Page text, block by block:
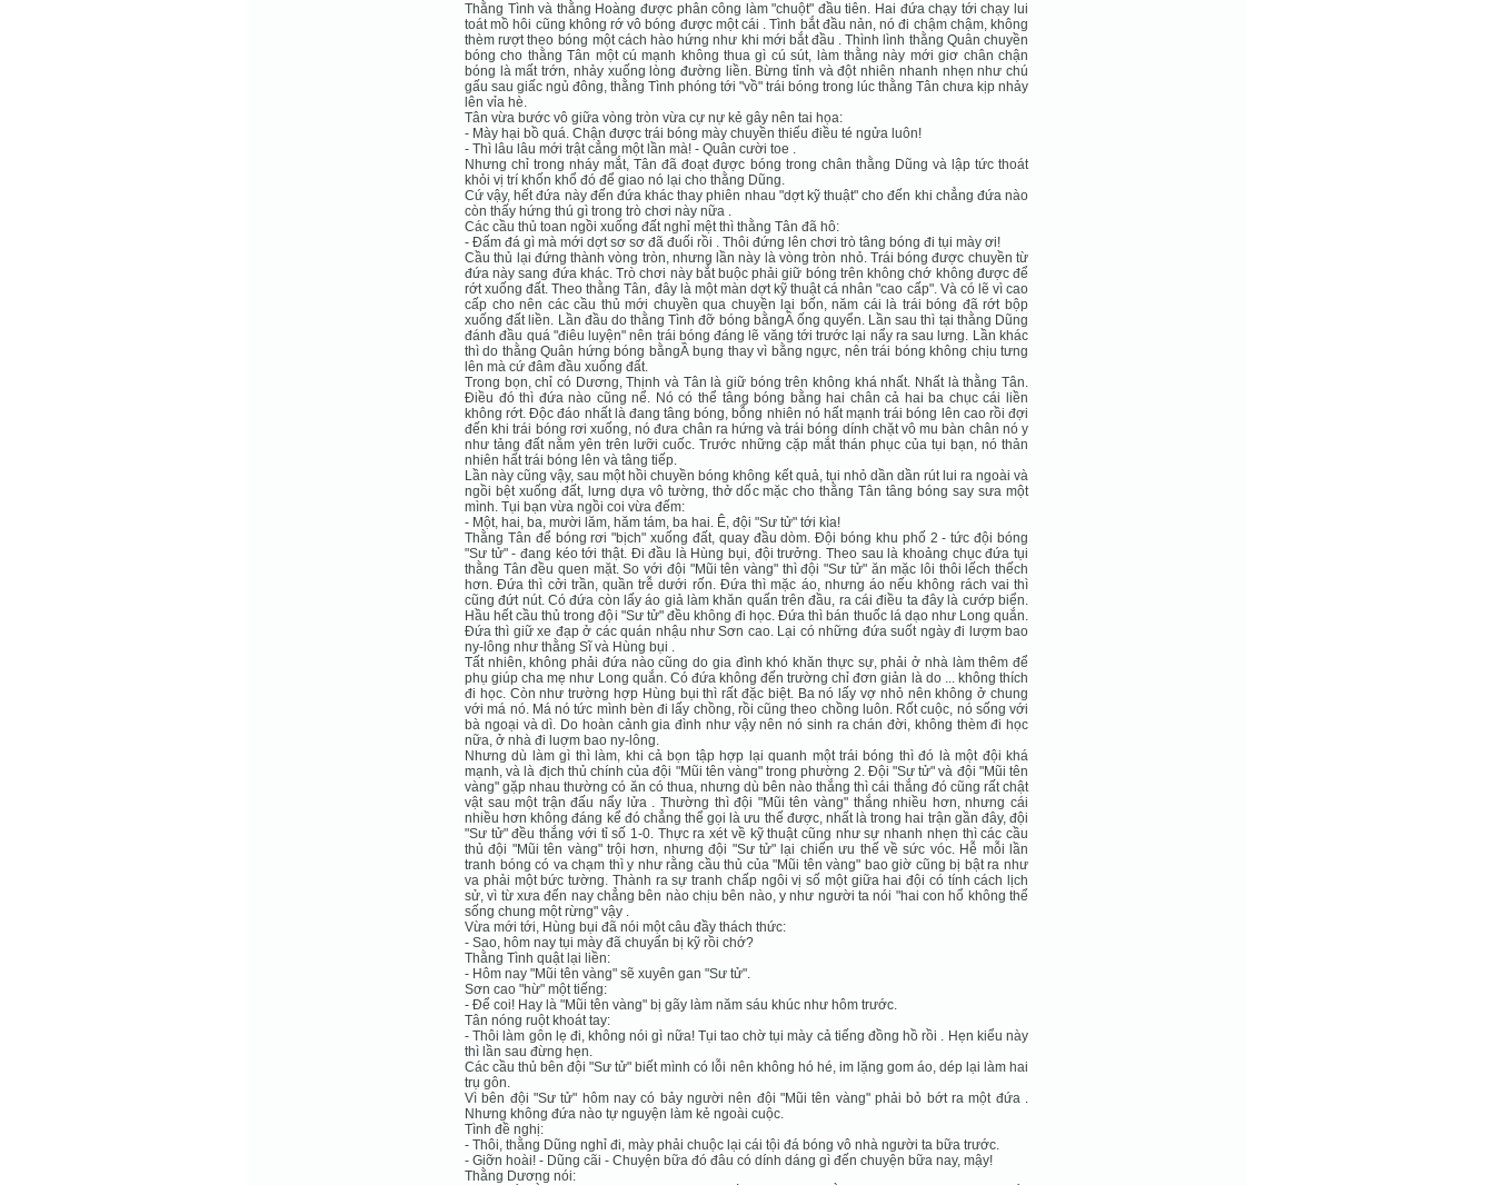
Thằng Tình và thằng Hoàng được phân công làm "chuột" đầu tiên. Hai đứa chạy tới chạy lui
toát mồ hôi cũng không rớ vô bóng được một cái . Tình bắt đầu nản, nó đi chậm chậm, không
thèm rượt theo bóng một cách hào hứng như khi mới bắt đầu . Thình lình thằng Quân chuyền
bóng cho thằng Tân một cú mạnh không thua gì cú sút, làm thằng này mới giơ chân chận
bóng là mất trớn, nhảy xuống lòng đường liền. Bừng tỉnh và đột nhiên nhanh nhẹn như chú
gấu sau giấc ngủ đông, thằng Tình phóng tới "vồ" trái bóng trong lúc thằng Tân chưa kịp nhảy
lên vỉa hè.
Tân vừa bước vô giữa vòng tròn vừa cự nự kẻ gây nên tai họa:
- Mày hại bồ quá. Chận được trái bóng mày chuyền thiếu điều té ngửa luôn!
- Thì lâu lâu mới trật cẳng một lần mà! - Quân cười toe .
Nhưng chỉ trong nháy mắt, Tân đã đoạt được bóng trong chân thằng Dũng và lập tức thoát
khỏi vị trí khốn khổ đó để giao nó lại cho thằng Dũng.
Cứ vậy, hết đứa này đến đứa khác thay phiên nhau "dợt kỹ thuật" cho đến khi chẳng đứa nào
còn thấy hứng thú gì trong trò chơi này nữa .
Các cầu thủ toan ngồi xuống đất nghỉ mệt thì thằng Tân đã hô:
- Đấm đá gì mà mới dợt sơ sơ đã đuối rồi . Thôi đứng lên chơi trò tâng bóng đi tụi mày ơi!
Cầu thủ lại đứng thành vòng tròn, nhưng lần này là vòng tròn nhỏ. Trái bóng được chuyền từ
đứa này sang đứa khác. Trò chơi này bắt buộc phải giữ bóng trên không chớ không được để
rớt xuống đất. Theo thằng Tân, đây là một màn dợt kỹ thuật cá nhân "cao cấp". Và có lẽ vì cao
cấp cho nên các cầu thủ mới chuyền qua chuyền lại bốn, năm cái là trái bóng đã rớt bộp
xuống đất liền. Lần đầu do thằng Tình đỡ bóng bằngẦ ống quyển. Lần sau thì tại thằng Dũng
đánh đầu quá "điêu luyện" nên trái bóng đáng lẽ văng tới trước lại nẩy ra sau lưng. Lần khác
thì do thằng Quân hứng bóng bằngẦ bụng thay vì bằng ngực, nên trái bóng không chịu tưng
lên mà cứ đâm đầu xuống đất.
Trong bọn, chỉ có Dương, Thịnh và Tân là giữ bóng trên không khá nhất. Nhất là thằng Tân.
Điều đó thì đứa nào cũng nể. Nó có thể tâng bóng bằng hai chân cả hai ba chục cái liền
không rớt. Độc đáo nhất là đang tâng bóng, bỗng nhiên nó hất mạnh trái bóng lên cao rồi đợi
đến khi trái bóng rơi xuống, nó đưa chân ra hứng và trái bóng dính chặt vô mu bàn chân nó y
như tảng đất nằm yên trên lưỡi cuốc. Trước những cặp mắt thán phục của tụi bạn, nó thản
nhiên hất trái bóng lên và tâng tiếp.
Lần này cũng vậy, sau một hồi chuyền bóng không kết quả, tụi nhỏ dần dần rút lui ra ngoài và
ngồi bệt xuống đất, lưng dựa vô tường, thở dốc mặc cho thằng Tân tâng bóng say sưa một
mình. Tụi bạn vừa ngồi coi vừa đếm:
- Một, hai, ba, mười lăm, hăm tám, ba hai. Ê, đội "Sư tử" tới kìa!
Thằng Tân để bóng rơi "bịch" xuống đất, quay đầu dòm. Đội bóng khu phố 2 - tức đội bóng
"Sư tử" - đang kéo tới thật. Đi đầu là Hùng bụi, đội trưởng. Theo sau là khoảng chục đứa tụi
thằng Tân đều quen mặt. So với đội "Mũi tên vàng" thì đội "Sư tử" ăn mặc lôi thôi lếch thếch
hơn. Đứa thì cởi trần, quần trễ dưới rốn. Đứa thì mặc áo, nhưng áo nếu không rách vai thì
cũng đứt nút. Có đứa còn lấy áo giả làm khăn quấn trên đầu, ra cái điều ta đây là cướp biển.
Hầu hết cầu thủ trong đội "Sư tử" đều không đi học. Đứa thì bán thuốc lá dạo như Long quắn.
Đứa thì giữ xe đạp ở các quán nhậu như Sơn cao. Lại có những đứa suốt ngày đi lượm bao
ny-lông như thằng Sĩ và Hùng bụi .
Tất nhiên, không phải đứa nào cũng do gia đình khó khăn thực sự, phải ở nhà làm thêm để
phụ giúp cha mẹ như Long quắn. Có đứa không đến trường chỉ đơn giản là do ... không thích
đi học. Còn như trường hợp Hùng bụi thì rất đặc biệt. Ba nó lấy vợ nhỏ nên không ở chung
với má nó. Má nó tức mình bèn đi lấy chồng, rồi cũng theo chồng luôn. Rốt cuộc, nó sống với
bà ngoại và dì. Do hoàn cảnh gia đình như vậy nên nó sinh ra chán đời, không thèm đi học
nữa, ở nhà đi luợm bao ny-lông.
Nhưng dù làm gì thì làm, khi cả bọn tập hợp lại quanh một trái bóng thì đó là một đội khá
mạnh, và là địch thủ chính của đội "Mũi tên vàng" trong phường 2. Đội "Sư tử" và đội "Mũi tên
vàng" gặp nhau thường có ăn có thua, nhưng dù bên nào thắng thì cái thắng đó cũng rất chật
vật sau một trận đấu nẩy lửa . Thường thì đội "Mũi tên vàng" thắng nhiều hơn, nhưng cái
nhiều hơn không đáng kể đó chẳng thể gọi là ưu thế được, nhất là trong hai trận gần đây, đội
"Sư tử" đều thắng với tỉ số 1-0. Thực ra xét về kỹ thuật cũng như sự nhanh nhẹn thì các cầu
thủ đội "Mũi tên vàng" trội hơn, nhưng đội "Sư tử" lại chiến ưu thế về sức vóc. Hễ mỗi lần
tranh bóng có va chạm thì y như rằng cầu thủ của "Mũi tên vàng" bao giờ cũng bị bật ra như
va phải một bức tường. Thành ra sự tranh chấp ngôi vị số một giữa hai đội có tính cách lịch
sử, vì từ xưa đến nay chẳng bên nào chịu bên nào, y như người ta nói "hai con hổ không thể
sống chung một rừng" vậy .
Vừa mới tới, Hùng bụi đã nói một câu đầy thách thức:
- Sao, hôm nay tụi mày đã chuyẩn bị kỹ rồi chớ?
Thằng Tình quật lại liền:
- Hôm nay "Mũi tên vàng" sẽ xuyên gan "Sư tử".
Sơn cao "hừ" một tiếng:
- Để coi! Hay là "Mũi tên vàng" bị gãy làm năm sáu khúc như hôm trước.
Tân nóng ruột khoát tay:
- Thôi làm gôn lẹ đi, không nói gì nữa! Tụi tao chờ tụi mày cả tiếng đồng hồ rồi . Hẹn kiểu này
thì lần sau đừng hẹn.
Các cầu thủ bên đội "Sư tử" biết mình có lỗi nên không hó hé, im lặng gom áo, dép lại làm hai
trụ gôn.
Vì bên đội "Sư tử" hôm nay có bảy người nên đội "Mũi tên vàng" phải bỏ bớt ra một đứa .
Nhưng không đứa nào tự nguyện làm kẻ ngoài cuộc.
Tình đề nghị:
- Thôi, thằng Dũng nghỉ đi, mày phải chuộc lại cái tội đá bóng vô nhà người ta bữa trước.
- Giỡn hoài! - Dũng cãi - Chuyện bữa đó đâu có dính dáng gì đến chuyện bữa nay, mậy!
Thằng Dương nói: